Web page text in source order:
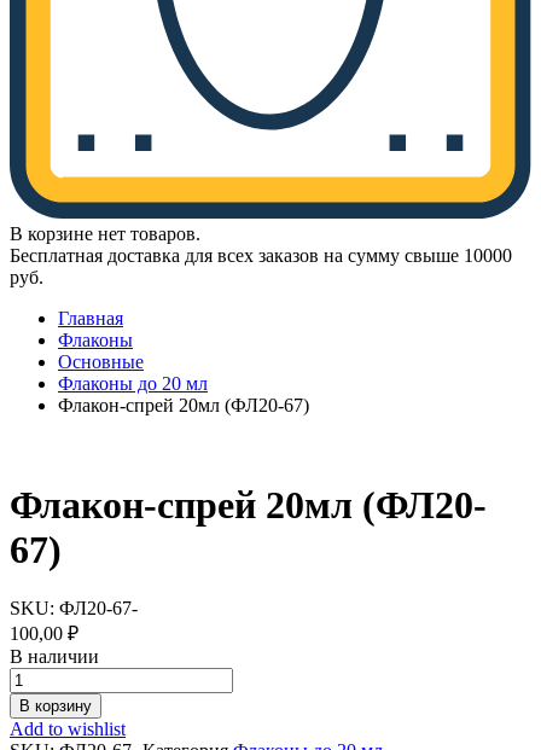
В корзине нет товаров.
Бесплатная доставка для всех заказов на сумму свыше 10000
руб.
Главная
Флаконы
Основные
Флаконы до 20 мл
Флакон-спрей 20мл (ФЛ20-67)
Флакон-спрей 20мл (ФЛ20-
67)
SKU: ФЛ20-67-
100,00 ₽
В наличии
Флакон-
спрей
20мл
(ФЛ20-
В корзину
Add to wishlist